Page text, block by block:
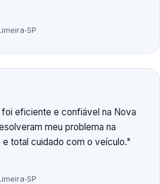
eficiente e confiável na Nova
meu problema na
total cuidado com o veículo.